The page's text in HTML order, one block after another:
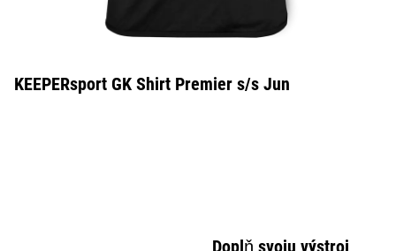
KEEPERsport GK Shirt Premier s/s Jun
Doplň svoju výstroj